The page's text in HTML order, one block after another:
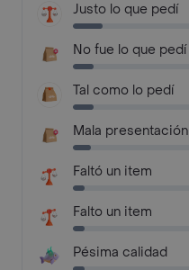
Justo lo que pedí
No fue lo que pedí
Tal como lo pedí
Mala presentación
Faltó un item
Falto un item
Pésima calidad